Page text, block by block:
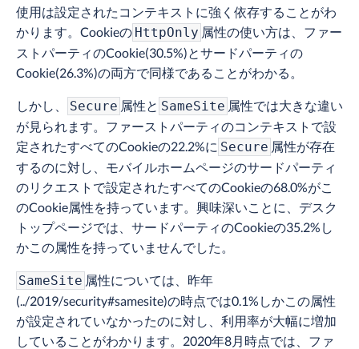
使用は設定されたコンテキストに強く依存することがわ
かります。Cookieの HttpOnly 属性の使い方は、ファー
ストパーティのCookie(30.5%)とサードパーティの
Cookie(26.3%)の両方で同様であることがわかる。
しかし、 Secure 属性と SameSite 属性では大きな違い
が見られます。ファーストパーティのコンテキストで設
定されたすべてのCookieの22.2%に Secure 属性が存在
するのに対し、モバイルホームページのサードパーティ
のリクエストで設定されたすべてのCookieの68.0%がこ
のCookie属性を持っています。興味深いことに、デスク
トップページでは、サードパーティのCookieの35.2%し
かこの属性を持っていませんでした。
SameSite 属性については、昨年
(../2019/security#samesite)の時点では0.1%しかこの属性
が設定されていなかったのに対し、利用率が大幅に増加
していることがわかります。2020年8月時点では、ファ